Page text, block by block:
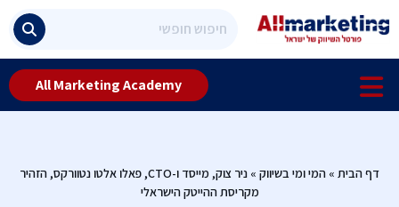
All Marketing Academy
דף הבית » המי ומי בשיווק »
ניר צוק, מייסד ו-CTO, פאלו אלטו נטוורקס, הזהיר
מקריסת ההייטק הישראלי